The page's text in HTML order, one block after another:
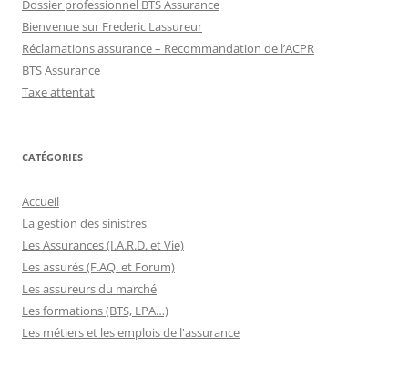
Dossier professionnel BTS Assurance
Bienvenue sur Frederic Lassureur
Réclamations assurance – Recommandation de l’ACPR
BTS Assurance
Taxe attentat
CATÉGORIES
Accueil
La gestion des sinistres
Les Assurances (I.A.R.D. et Vie)
Les assurés (F.AQ. et Forum)
Les assureurs du marché
Les formations (BTS, LPA…)
Les métiers et les emplois de l'assurance